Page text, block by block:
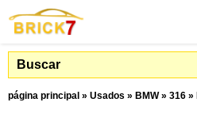
Buscar
página principal » Usados » BMW» 316 »